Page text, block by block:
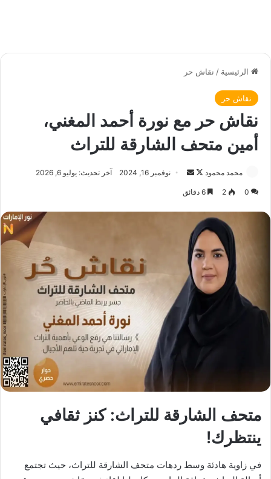
الرئيسية / نقاش حر
نقاش حر
نقاش حر مع نورة أحمد المغني،
أمين متحف الشارقة للتراث
محمد محمود
ت
ا
ع
ل
ى
X
ل
ن
ا
نوفمبر 16, 2024 آخر تحديث: يوليو 6, 2026
0
2
متحف الشارقة للتراث: كنز ثقافي
ينتظرك!
في زاوية هادئة وسط ردهات متحف الشارقة للتراث، حيث تجتمع